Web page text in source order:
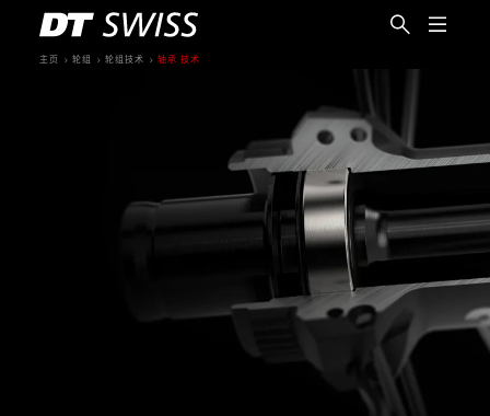
主页 轮组 轮组技术 轴承 技术